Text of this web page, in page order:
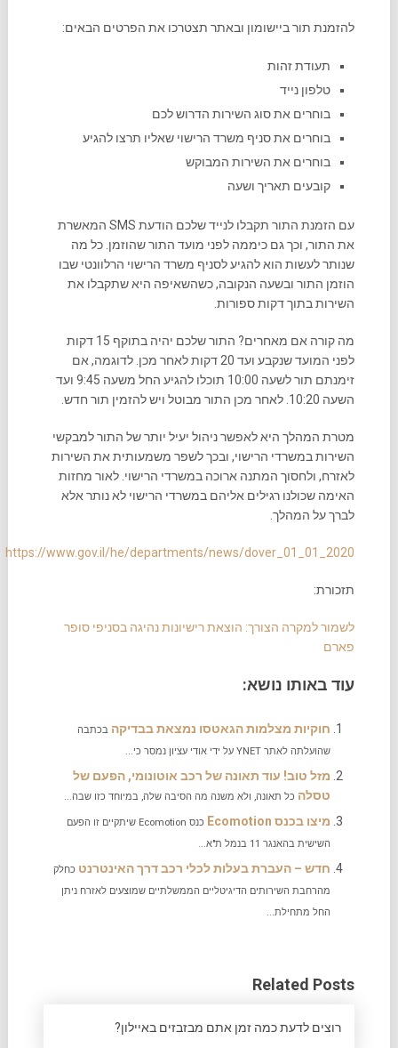
להזמנת תור ביישומון ובאתר תצטרכו את הפרטים הבאים:
תעודת זהות
טלפון נייד
בוחרים את סוג השירות הדרוש לכם
בוחרים את סניף משרד הרישוי שאליו תרצו להגיע
בוחרים את השירות המבוקש
קובעים תאריך ושעה
עם הזמנת התור תקבלו לנייד שלכם הודעת SMS המאשרת
את התור, וכך גם כיממה לפני מועד התור שהוזמן. כל מה
שנותר לעשות הוא להגיע לסניף משרד הרישוי הרלוונטי שבו
הוזמן התור ובשעה הנקובה, כשהשאיפה היא שתקבלו את
השירות בתוך דקות ספורות.
מה קורה אם מאחרים? התור שלכם יהיה בתוקף 15 דקות
לפני המועד שנקבע ועד 20 דקות לאחר מכן. לדוגמה, אם
זימנתם תור לשעה 10:00 תוכלו להגיע החל משעה 9:45 ועד
השעה 10:20. לאחר מכן התור מבוטל ויש להזמין תור חדש.
מטרת המהלך היא לאפשר ניהול יעיל יותר של התור למבקשי
השירות במשרדי הרישוי, ובכך לשפר משמעותית את השירות
לאזרח, ולחסוך המתנה ארוכה במשרדי הרישוי. לאור מחזות
האימה שכולנו רגילים אליהם במשרדי הרישוי לא נותר אלא
לברך על המהלך.
https://www.gov.il/he/departments/news/dover_01_01_2020
תזכורת:
לשמור למקרה הצורך: הוצאת רישיונות נהיגה בסניפי סופר
פארם
עוד באותו נושא:
חוקיות מצלמות הגאטסו נמצאת בבדיקה בכתבה
שהועלתה לאתר YNET על ידי אודי עציון נמסר כי...
מזל טוב! עוד תאונה של רכב אוטונומי, הפעם של
טסלה כל תאונה, ולא משנה מה הסיבה שלה, במיוחד כזו שבה...
מיצו בכנס Ecomotion
כנס Ecomotion שיתקיים זו הפעם
השישית בהאנגר 11 בנמל ת"א...
חדש – העברת בעלות לכלי רכב דרך האינטרנט כחלק
מהרחבת השירותים הדיגיטליים הממשלתיים שמוצעים לאזרח ניתן
החל מתחילת...
Related Posts
רוצים לדעת כמה זמן אתם מבזבזים באיילון?